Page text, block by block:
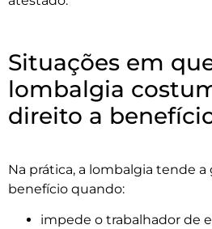
Situações em
lombalgia
direito a
Na prática, a lombalgia tende a
benefício quando:
impede o trabalhador de